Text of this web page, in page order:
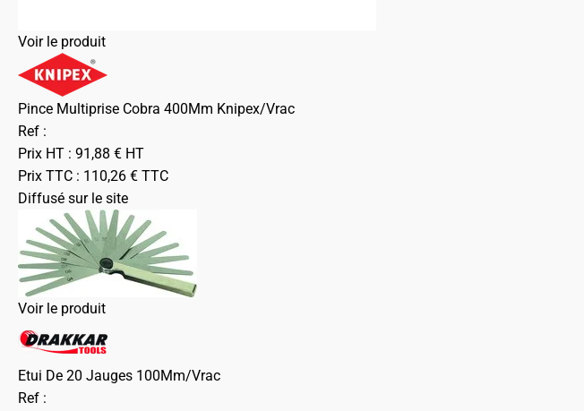
Voir le produit
Pince Multiprise Cobra 400Mm Knipex/Vrac
Ref :
Prix HT : 91,88 € HT
Prix TTC : 110,26 € TTC
Diffusé sur le site
Voir le produit
Etui De 20 Jauges 100Mm/Vrac
Ref :